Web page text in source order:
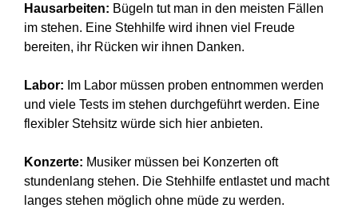
Hausarbeiten: Bügeln tut man in den meisten Fällen
im stehen. Eine Stehhilfe wird ihnen viel Freude
bereiten, ihr Rücken wir ihnen Danken.
Labor: Im Labor müssen proben entnommen werden
und viele Tests im stehen durchgeführt werden. Eine
flexibler Stehsitz würde sich hier anbieten.
Konzerte: Musiker müssen bei Konzerten oft
stundenlang stehen. Die Stehhilfe entlastet und macht
langes stehen möglich ohne müde zu werden.